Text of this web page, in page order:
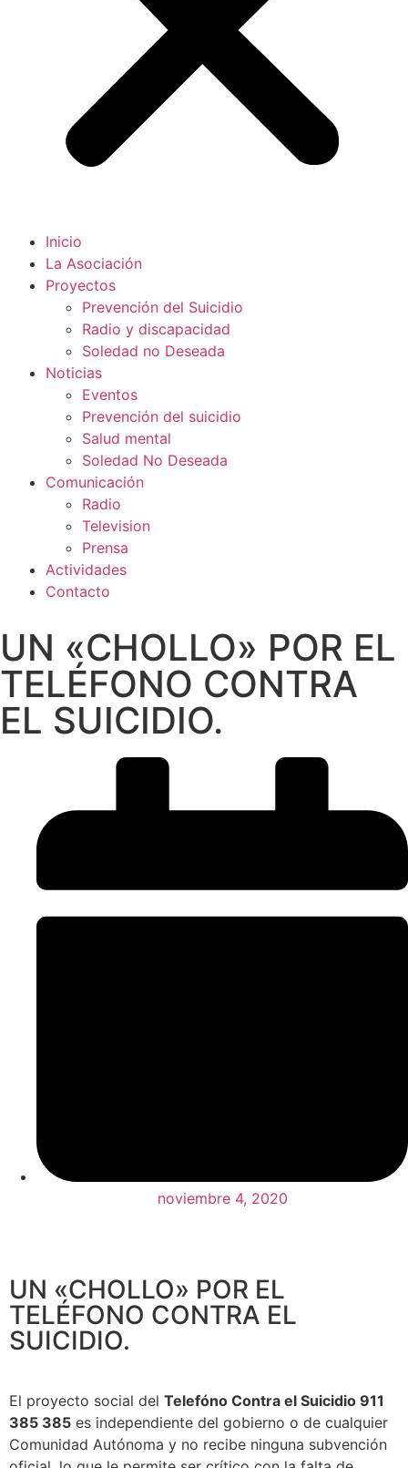
Inicio
La Asociación
Proyectos
Prevención del Suicidio
Radio y discapacidad
Soledad no Deseada
Noticias
Eventos
Prevención del suicidio
Salud mental
Soledad No Deseada
Comunicación
Radio
Television
Prensa
Actividades
Contacto
UN «CHOLLO» POR EL
TELÉFONO CONTRA
EL SUICIDIO.
noviembre 4, 2020
UN «CHOLLO» POR EL
TELÉFONO CONTRA EL
SUICIDIO.
El proyecto social del Telefóno Contra el Suicidio 911
385 385 es independiente del gobierno o de cualquier
Comunidad Autónoma y no recibe ninguna subvención